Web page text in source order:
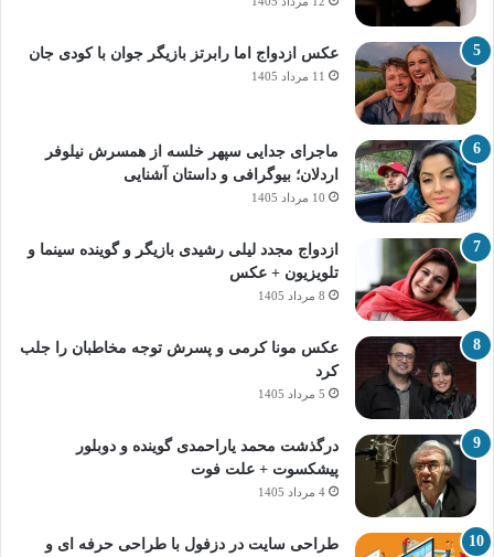
عکس ازدواج اما رابرتز بازیگر جوان با کودی جان
11 مرداد 1405
ماجرای جدایی سپهر خلسه از همسرش نیلوفر
اردلان؛ بیوگرافی و داستان آشنایی
10 مرداد 1405
ازدواج مجدد لیلی رشیدی بازیگر و گوینده سینما و
تلویزیون + عکس
8 مرداد 1405
عکس مونا کرمی و پسرش توجه مخاطبان را جلب
کرد
5 مرداد 1405
درگذشت محمد یاراحمدی گوینده و دوبلور
پیشکسوت + علت فوت
4 مرداد 1405
طراحی سایت در دزفول با طراحی حرفه‌ ای و